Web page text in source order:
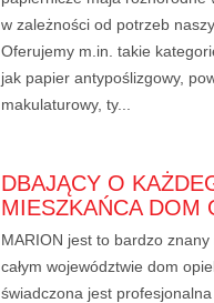
w zależności od potrzeb
Oferujemy m.in. takie
jak papier antypoślizgowy,
makulaturowy, ty...
DBAJĄCY O
MIESZKAŃCA DOM
MARION jest to bardzo znany
całym województwie dom
świadczona jest